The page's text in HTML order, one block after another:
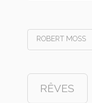
ROBERT MOSS
RÊVES